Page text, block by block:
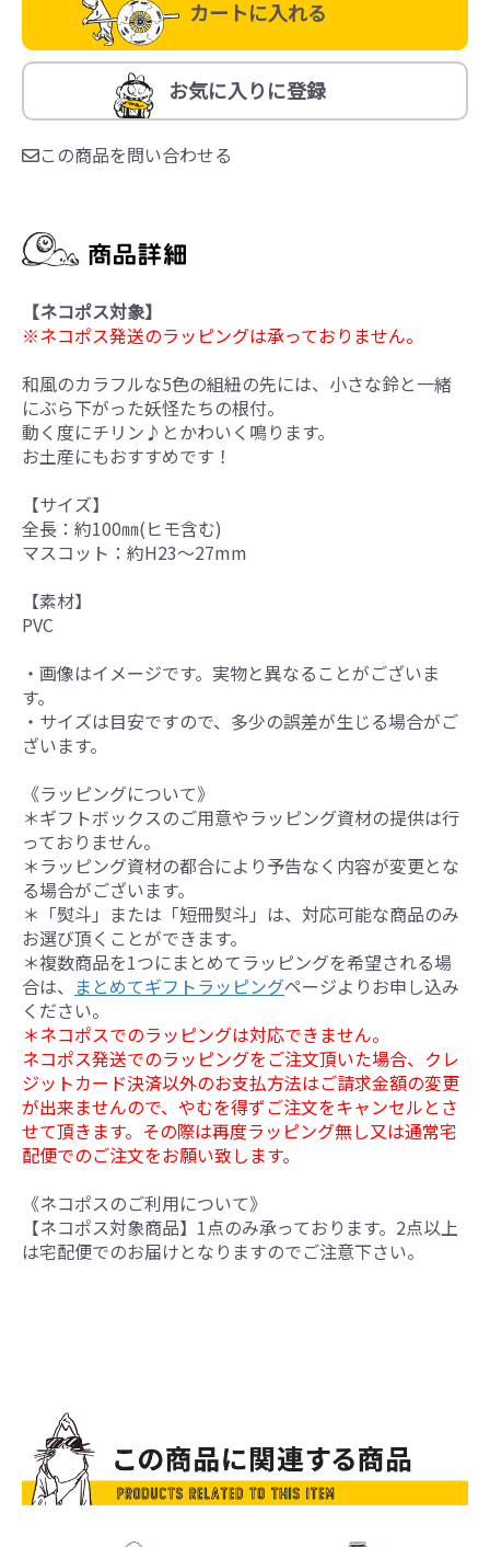
カートに入れる
お気に入りに登録
この商品を問い合わせる
【ネコポス対象】
※ネコポス発送のラッピングは承っておりません。
和風のカラフルな5色の組紐の先には、小さな鈴と一緒
にぶら下がった妖怪たちの根付。
動く度にチリン♪とかわいく鳴ります。
お土産にもおすすめです！
【サイズ】
全長：約100㎜(ヒモ含む)
マスコット：約H23～27mm
【素材】
PVC
・画像はイメージです。実物と異なることがございま
す。
・サイズは目安ですので、多少の誤差が生じる場合がご
ざいます。
《ラッピングについて》
＊ギフトボックスのご用意やラッピング資材の提供は行
っておりません。
＊ラッピング資材の都合により予告なく内容が変更とな
る場合がございます。
＊「熨斗」または「短冊熨斗」は、対応可能な商品のみ
お選び頂くことができます。
＊複数商品を1つにまとめてラッピングを希望される場
合は、 まとめてギフトラッピングページよりお申し込み
ください。
＊ネコポスでのラッピングは対応できません。
ネコポス発送でのラッピングをご注文頂いた場合、クレ
ジットカード決済以外のお支払方法はご請求金額の変更
が出来ませんので、やむを得ずご注文をキャンセルとさ
せて頂きます。その際は再度ラッピング無し又は通常宅
配便でのご注文をお願い致します。
《ネコポスのご利用について》
【ネコポス対象商品】1点のみ承っております。2点以上
は宅配便でのお届けとなりますのでご注意下さい。